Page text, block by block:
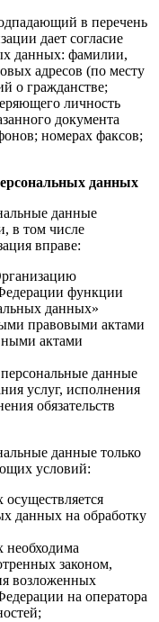
в перечень
дает согласие
данных: фамилии,
адресов (по месту
о гражданстве;
личность
документа
номерах факсов;
данных
данные
в том числе
вправе:
функции
данных»
правовыми актами
актами
данные
услуг, исполнения
обязательств
данные только
условий:
данных на обработку
необходима
законом,
возложенных
на оператора